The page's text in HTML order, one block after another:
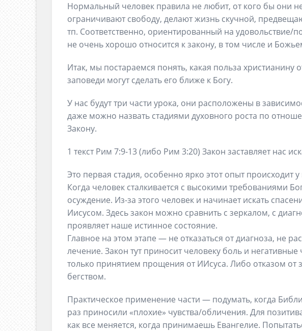
Нормальный человек правила не любит, от кого бы они
ограничивают свободу, делают жизнь скучной,
тп. Соответственно, ориентированный на удовольствие/
не очень хорошо относится к закону, в том числе и
Итак, мы постараемся понять, какая польза христианину
заповеди могут сделать его ближе к Богу.
У нас будут три части урока, они расположены в
даже можно назвать стадиями духовного роста по
Закону.
1 текст Рим 7:9-13 (либо Рим 3:20) Закон заставляет нас
Это первая стадия, особенно ярко этот опыт происходит
Когда человек сталкивается с высокими требованиями
осуждение. Из-за этого человек и начинает искать
Иисусом. Здесь закон можно сравнить с зеркалом, с
проявляет наше истинное состояние.
Главное на этом этапе — не отказаться от диагноза, не
лечение. Закон тут приносит человеку боль и
только принятием прощения от ИИсуса. Либо отказом от
бегством.
Практическое применение части — подумать, когда
раз приносили «плохие» чувства/обличения. Для
как все меняется, когда принимаешь Евангелие.